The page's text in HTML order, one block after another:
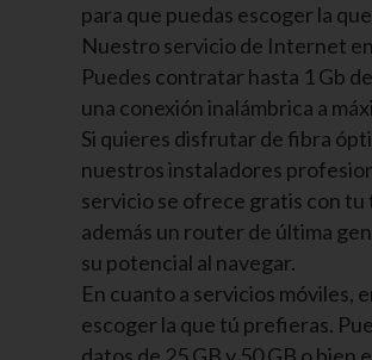
para que puedas escoger la
Nuestro servicio de Internet
Puedes contratar hasta 1 Gb
una conexión inalámbrica a
Si quieres disfrutar de fibra
nuestros instaladores
servicio se ofrece gratis con
además un router de última
su potencial al navegar.
En cuanto a servicios móviles,
escoger la que tú prefieras.